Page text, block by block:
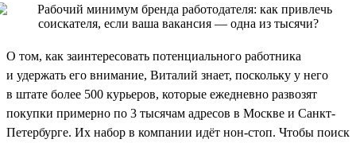
О том, как заинтересовать потенциального работника
и удержать его внимание, Виталий знает, поскольку у него
в штате более 500 курьеров, которые ежедневно развозят
покупки примерно по 3 тысячам адресов в Москве и Санкт-
Петербурге. Их набор в компании идёт нон-стоп. Чтобы поиск